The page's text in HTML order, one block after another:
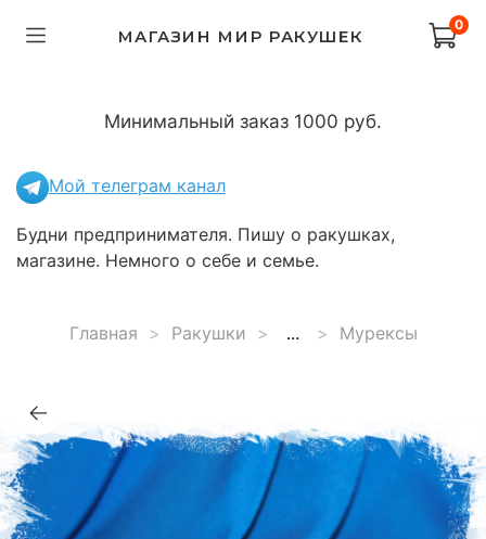
МАГАЗИН МИР РАКУШЕК
0
Минимальный заказ 1000 руб.
Мой телеграм канал
Будни предпринимателя. Пишу о ракушках,
магазине. Немного о себе и семье.
Главная Ракушки ... Мурексы